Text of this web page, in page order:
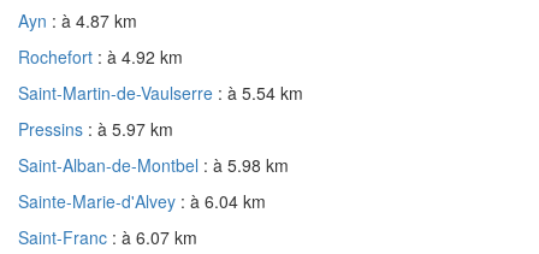
Ayn : à 4.87 km
Rochefort : à 4.92 km
Saint-Martin-de-Vaulserre : à 5.54 km
Pressins : à 5.97 km
Saint-Alban-de-Montbel : à 5.98 km
Sainte-Marie-d'Alvey : à 6.04 km
Saint-Franc : à 6.07 km